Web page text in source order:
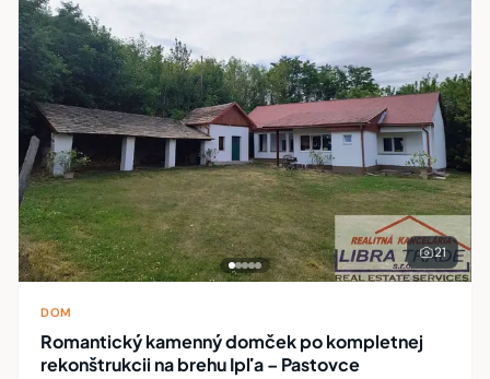
21
DOM
Romantický kamenný domček po kompletnej
rekonštrukcii na brehu Ipľa – Pastovce